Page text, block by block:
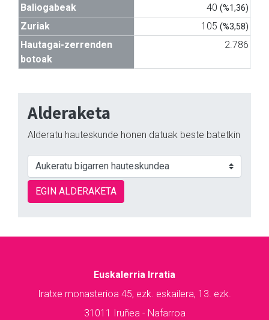
Baliogabeak
40 (%1,36)
Zuriak 105 (%3,58)
Hautagai-zerrenden
botoak
2.786
Alderaketa
Alderatu hauteskunde honen datuak beste batetkin
EGIN ALDERAKETA
Euskalerria Irratia
Iratxe monasterioa 45, ezk. eskailera, 13. ezk.
31011 Iruñea - Nafarroa